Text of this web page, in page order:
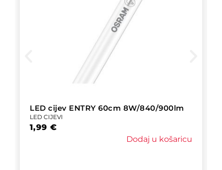
LED cijev ENTRY 60cm 8W/840/900lm
LED CIJEVI
1,99 €
Dodaj u košaricu